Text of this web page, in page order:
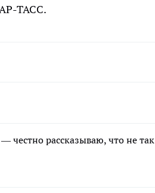
ТАСС.
честно рассказываю, что не так